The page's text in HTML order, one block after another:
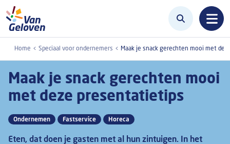
Overslaan en naar de inhoud gaan
Home Speciaal voor ondernemers Maak je snack gerechten mooi met
Maak je snack gerechten mooi
met deze presentatietips
Ondernemen Fastservice Horeca
Eten, dat doen je gasten met al hun zintuigen. In het